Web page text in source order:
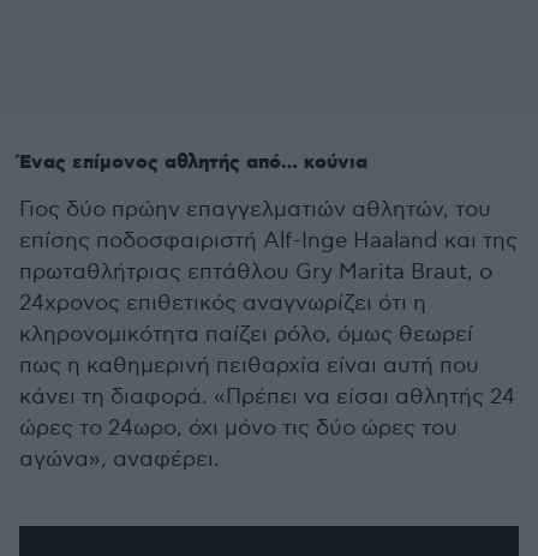
Ένας επίμονος αθλητής από… κούνια
Γιος δύο πρώην επαγγελματιών αθλητών, του
επίσης ποδοσφαιριστή Alf-Inge Haaland και της
πρωταθλήτριας επτάθλου Gry Marita Braut, ο
24χρονος επιθετικός αναγνωρίζει ότι η
κληρονομικότητα παίζει ρόλο, όμως θεωρεί
πως η καθημερινή πειθαρχία είναι αυτή που
κάνει τη διαφορά. «Πρέπει να είσαι αθλητής 24
ώρες το 24ωρο, όχι μόνο τις δύο ώρες του
αγώνα», αναφέρει.